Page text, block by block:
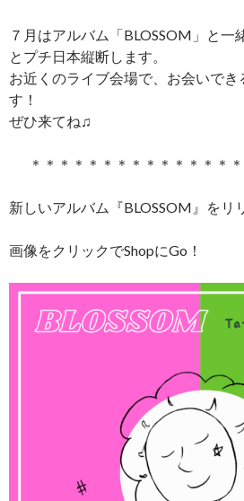
７月はアルバム「BLOSSOM」と一
とプチ日本縦断します。
お近くのライブ会場で、お会いでき
す！
ぜひ来てね♫
＊＊＊＊＊＊＊＊＊＊＊＊＊＊
新しいアルバム『BLOSSOM』をリ
画像をクリックでShopにGo！